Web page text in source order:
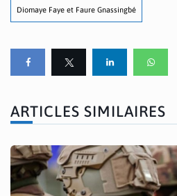
Diomaye Faye et Faure Gnassingbé
ARTICLES SIMILAIRES